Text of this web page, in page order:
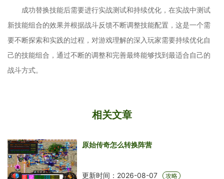
成功替换技能后需要进行实战测试和持续优化，在实战中测试
新技能组合的效果并根据战斗反馈不断调整技能配置，这是一个需
要不断探索和实践的过程，对游戏理解的深入玩家需要持续优化自
己的技能组合，通过不断的调整和完善最终能够找到最适合自己的
战斗方式。
相关文章
原始传奇怎么转换阵营
更新时间：2026-08-07 攻略